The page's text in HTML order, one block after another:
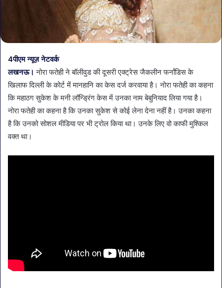
4पीएम न्यूज़ नेटवर्क
लखनऊ।नोरा फतेही ने बॉलीवुड की दूसरी एक्ट्रेस जैकलीन फर्नांडिस के
खिलाफ दिल्ली के कोर्ट में मानहानि का केस दर्ज करवाया है। नोरा फतेही का कहना
कि महाठग सुकेश के मनी लॉन्ड्रिंग केस में उनका नाम बेबुनियाद लिया गया है।
नोरा फतेही का कहना है कि उनका सुकेश से कोई लेना देना नहीं है। उनका कहना
है कि उनको सोशल मीडिया पर भी ट्रोल किया था। उनके लिए वो काफी मुश्किल
वक्त था।